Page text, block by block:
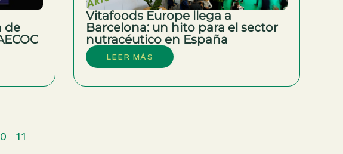
de
Vitafoods Europe llega a
Barcelona: un hito para el sector
nutracéutico en España
LEER MÁS
11